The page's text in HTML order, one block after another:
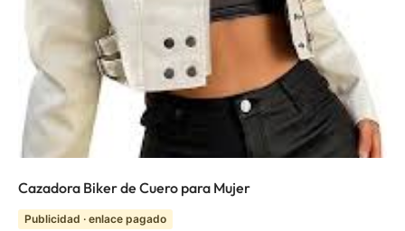
Cazadora Biker de Cuero para Mujer
Publicidad · enlace pagado